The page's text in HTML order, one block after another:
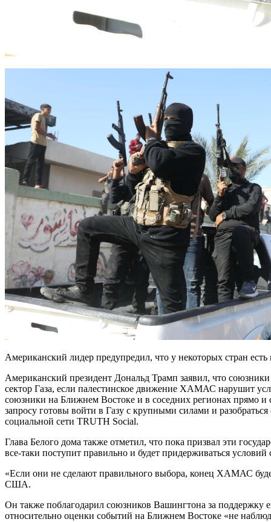
Американский лидер предупредил, что у некоторых стран
Американский президент Дональд Трамп заявил, что
сектор Газа, если палестинское движение ХАМАС нарушит
союзники на Ближнем Востоке и в соседних регионах прямо
запросу готовы войти в Газу с крупными силами и
социальной сети TRUTH Social.
Глава Белого дома также отметил, что пока призвал эти
все-таки поступит правильно и будет придерживаться условий
«Если они не сделают правильного выбора, конец ХАМАС
США.
Он также поблагодарил союзников Вашингтона за поддержку
относительно оценки событий на Ближнем Востоке «не